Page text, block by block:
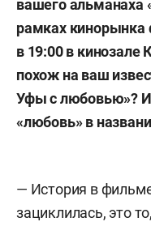
вашего альманаха
рамках кинорынка
в 19:00 в кинозале
похож на ваш
Уфы с любовью»?
«любовь» в
— История в
зациклилась, это